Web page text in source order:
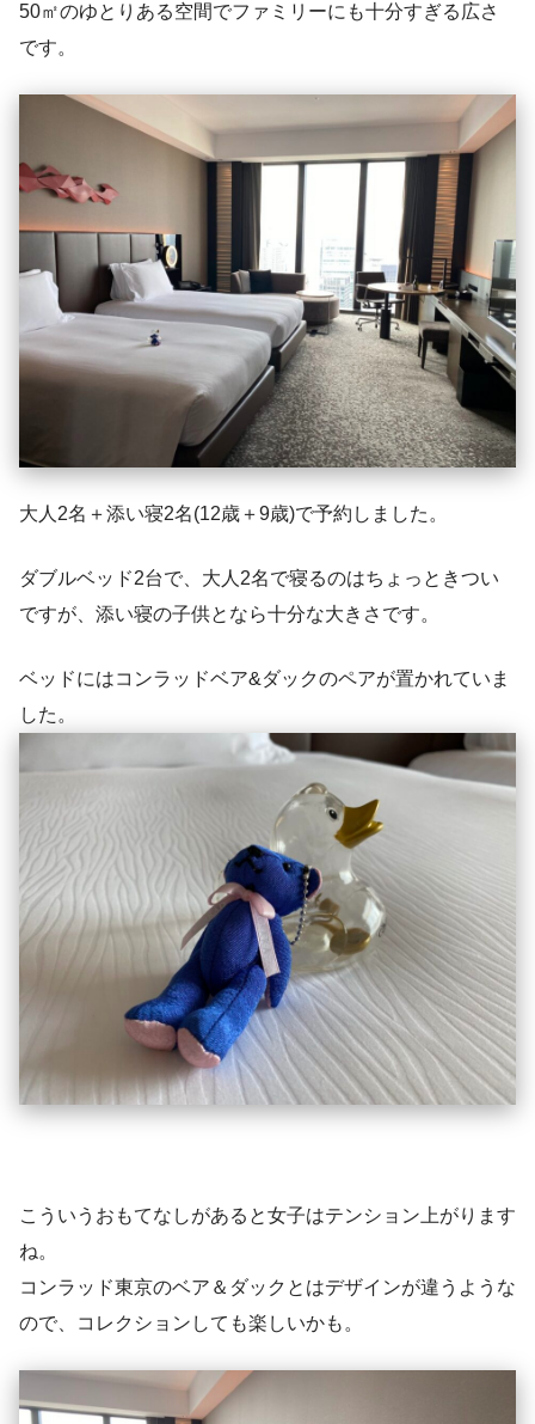
50㎡のゆとりある空間でファミリーにも十分すぎる広さ
です。
大人2名＋添い寝2名(12歳＋9歳)で予約しました。
ダブルベッド2台で、大人2名で寝るのはちょっときつい
ですが、添い寝の子供となら十分な大きさです。
ベッドにはコンラッドベア&ダックのペアが置かれていま
した。
こういうおもてなしがあると女子はテンション上がります
ね。
コンラッド東京のベア＆ダックとはデザインが違うような
ので、コレクションしても楽しいかも。